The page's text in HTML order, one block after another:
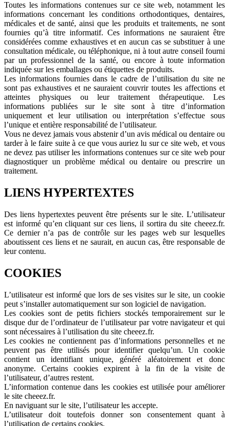
Toutes les informations contenues sur ce site web, notamment les
informations concernant les conditions orthodontiques, dentaires,
médicales et de santé, ainsi que les produits et traitements, ne sont
fournies qu’à titre informatif. Ces informations ne sauraient être
considérées comme exhaustives et en aucun cas se substituer à une
consultation médicale, ou téléphonique, ni à tout autre conseil fourni
par un professionnel de la santé, ou encore à toute information
indiquée sur les emballages ou étiquettes de produits.
Les informations fournies dans le cadre de l’utilisation du site ne
sont pas exhaustives et ne sauraient couvrir toutes les affections et
atteintes physiques ou leur traitement thérapeutique. Les
informations publiées sur le site sont à titre d’information
uniquement et leur utilisation ou interprétation s’effectue sous
l’unique et entière responsabilité de l’utilisateur.
Vous ne devez jamais vous abstenir d’un avis médical ou dentaire ou
tarder à le faire suite à ce que vous auriez lu sur ce site web, et vous
ne devez pas utiliser les informations contenues sur ce site web pour
diagnostiquer un problème médical ou dentaire ou prescrire un
traitement.
LIENS HYPERTEXTES
Des liens hypertextes peuvent être présents sur le site. L’utilisateur
est informé qu’en cliquant sur ces liens, il sortira du site cheeez.fr.
Ce dernier n’a pas de contrôle sur les pages web sur lesquelles
aboutissent ces liens et ne saurait, en aucun cas, être responsable de
leur contenu.
COOKIES
L’utilisateur est informé que lors de ses visites sur le site, un cookie
peut s’installer automatiquement sur son logiciel de navigation.
Les cookies sont de petits fichiers stockés temporairement sur le
disque dur de l’ordinateur de l’utilisateur par votre navigateur et qui
sont nécessaires à l’utilisation du site cheeez.fr.
Les cookies ne contiennent pas d’informations personnelles et ne
peuvent pas être utilisés pour identifier quelqu’un. Un cookie
contient un identifiant unique, généré aléatoirement et donc
anonyme. Certains cookies expirent à la fin de la visite de
l’utilisateur, d’autres restent.
L’information contenue dans les cookies est utilisée pour améliorer
le site cheeez.fr.
En naviguant sur le site, l’utilisateur les accepte.
L’utilisateur doit toutefois donner son consentement quant à
l’utilisation de certains cookies.